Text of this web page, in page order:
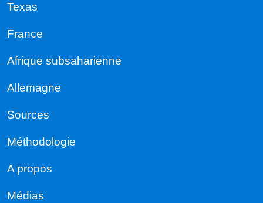
Texas
France
Afrique subsaharienne
Allemagne
Sources
Méthodologie
A propos
Médias